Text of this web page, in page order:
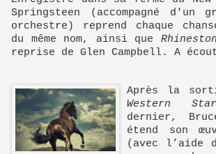
Springsteen (accompagné d'un
orchestre) reprend chaque
du même nom, ainsi que
reprise de Glen Campbell. A
Après la
Western
dernier,
étend son
(avec l’aide